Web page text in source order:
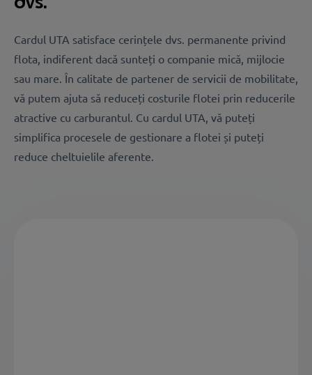
Cardul UTA satisface cerințele dvs. permanente privind
flota, indiferent dacă sunteți o companie mică, mijlocie
sau mare. În calitate de partener de servicii de mobilitate,
vă putem ajuta să reduceți costurile flotei prin reducerile
atractive cu carburantul. Cu cardul UTA, vă puteți
simplifica procesele de gestionare a flotei și puteți
reduce cheltuielile aferente.